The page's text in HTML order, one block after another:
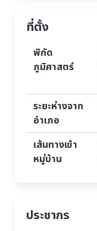
ที่ตั้ง
พิกัด
ภูมิศาสตร์
ระยะห่างจาก
อำเภอ
เส้นทางเข้า
หมู่บ้าน
ประชากร